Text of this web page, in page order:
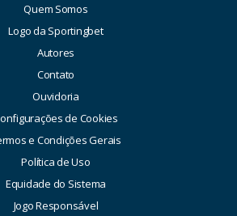
Quem Somos
Logo da Sportingbet
Autores
Contato
Ouvidoria
de Cookies
e Condições Gerais
Política de Uso
Equidade do Sistema
Jogo Responsável